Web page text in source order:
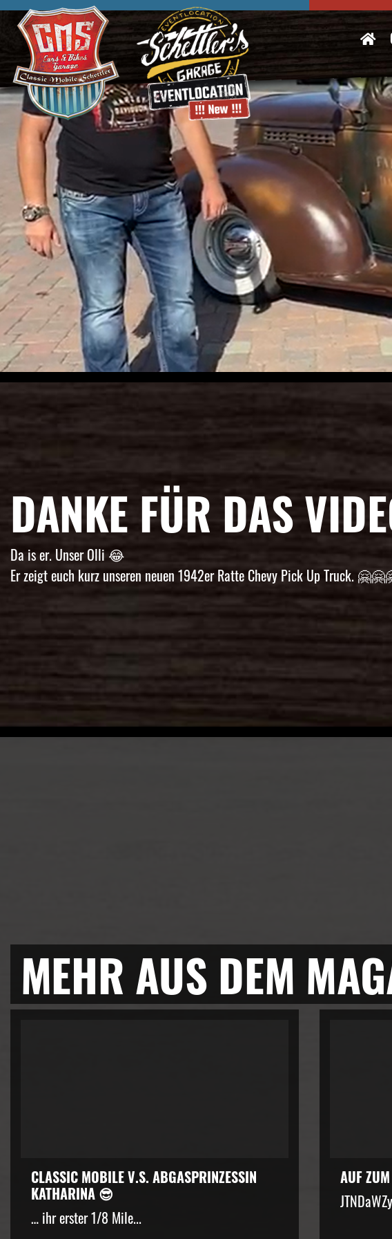
DANKE FÜR DAS
Da is er. Unser Olli 😂
Er zeigt euch kurz unseren neuen 1942er Ratte Chevy Pick Up Truck.
MEHR AUS DEM
CLASSIC MOBILE V.S. ABGASPRINZESSIN
KATHARINA 😎
… ihr erster 1/8 Mile...
AUF